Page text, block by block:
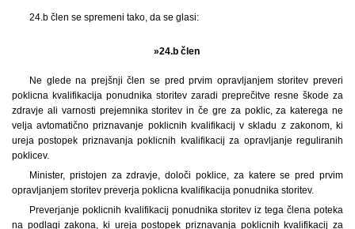
24.b člen se spremeni tako, da se glasi:
»24.b člen
Ne glede na prejšnji člen se pred prvim opravljanjem storitev preveri
poklicna kvalifikacija ponudnika storitev zaradi preprečitve resne škode za
zdravje ali varnosti prejemnika storitev in če gre za poklic, za katerega ne
velja avtomatično priznavanje poklicnih kvalifikacij v skladu z zakonom, ki
ureja postopek priznavanja poklicnih kvalifikacij za opravljanje reguliranih
poklicev.
Minister, pristojen za zdravje, določi poklice, za katere se pred prvim
opravljanjem storitev preverja poklicna kvalifikacija ponudnika storitev.
Preverjanje poklicnih kvalifikacij ponudnika storitev iz tega člena poteka
na podlagi zakona, ki ureja postopek priznavanja poklicnih kvalifikacij za